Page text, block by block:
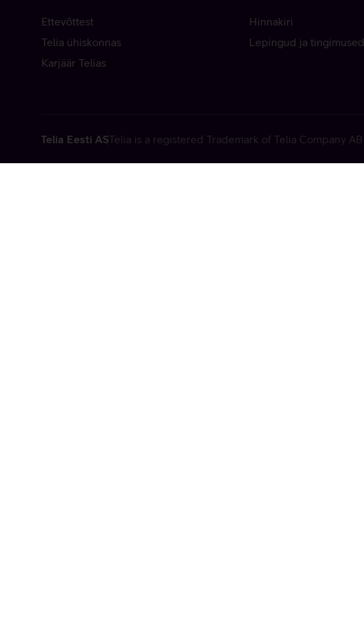
Ettevõttest
Telia ühiskonnas
Karjäär Telias
Hinnakiri
Lepingud ja tingimused
Telia Eesti ASTelia is a registered Trademark of Telia Company AB